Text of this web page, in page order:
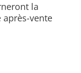
la
vente